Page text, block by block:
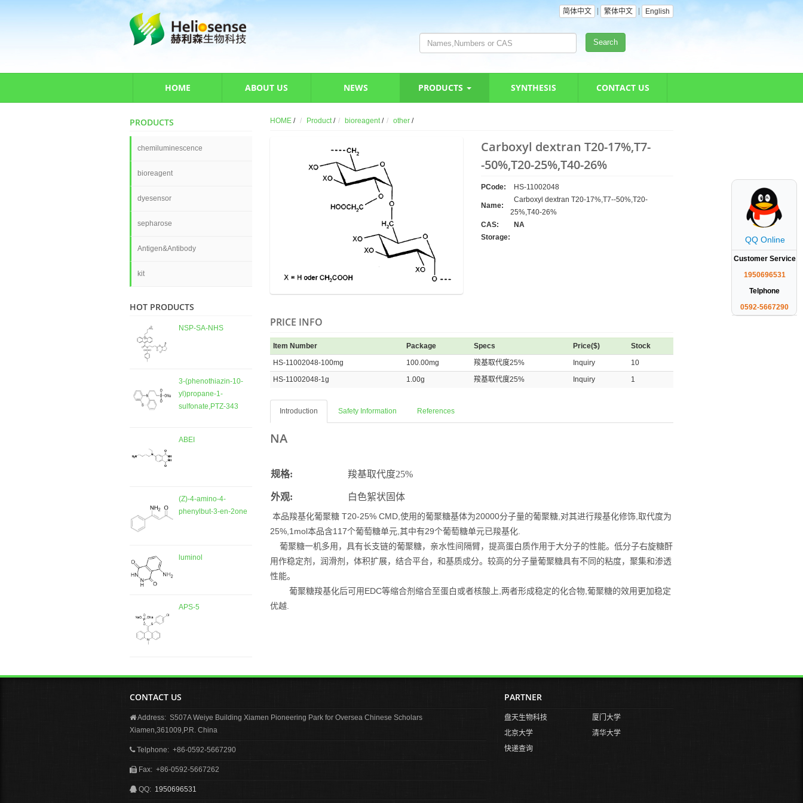
简体中文 繁体中文 English
Search
HOME ABOUT US NEWS PRODUCTS SYNTHESIS CONTACT US
PRODUCTS
chemiluminescence
bioreagent
dyesensor
sepharose
Antigen&Antibody
kit
HOT PRODUCTS
NSP-SA-NHS
3-(phenothiazin-10-
yl)propane-1-
sulfonate,PTZ-343
ABEI
(Z)-4-amino-4-
phenylbut-3-en-2one
luminol
APS-5
HOME / Product / bioreagent / other /
Carboxyl dextran T20-17%,T7-
-50%,T20-25%,T40-26%
PCode: HS-11002048
Name:
Carboxyl dextran T20-17%,T7--50%,T20-
25%,T40-26%
CAS:
NA
Storage:
PRICE INFO
Item Number Package Specs Price($)
Stock
HS-11002048-100mg
100.00mg 羧基取代度25% Inquiry
10
HS-11002048-1g
1.00g 羧基取代度25% Inquiry 1
Introduction Safety Information References
NA
规格: 羧基取代度25%
外观: 白色絮状固体
本品羧基化葡聚糖 T20-25% CMD,使用的葡聚糖基体为20000分子量的葡聚糖,对其进行羧基化修饰,取代度为
25%,1mol本品含117个葡萄糖单元,其中有29个葡萄糖单元已羧基化.
葡聚糖一机多用，具有长支链的葡聚糖，亲水性间隔臂，提高蛋白质作用于大分子的性能。低分子右旋糖酐
用作稳定剂，润滑剂，体积扩展，结合平台，和基质成分。较高的分子量葡聚糖具有不同的粘度，聚集和渗透
性能。
葡聚糖羧基化后可用EDC等缩合剂缩合至蛋白或者核酸上,两者形成稳定的化合物,葡聚糖的效用更加稳定
优越.
QQ Online
Customer Service
1950696531
Telphone
0592-5667290
CONTACT US
Address: S507A Weiye Building Xiamen Pioneering Park for Oversea Chinese Scholars
Xiamen,361009,P.R. China
Telphone: +86-0592-5667290
Fax: +86-0592-5667262
QQ: 1950696531
PARTNER
盘天生物科技
北京大学
快递查询
厦门大学
清华大学